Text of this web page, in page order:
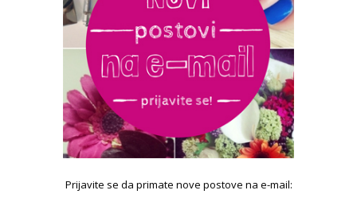
Prijavite se da primate nove postove na e-mail: